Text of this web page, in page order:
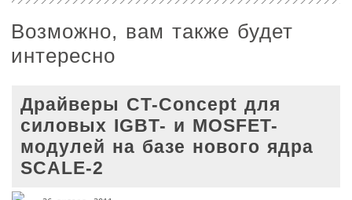
Возможно, вам также будет
интересно
Драйверы CT-Concept для
силовых IGBT- и MOSFET-
модулей на базе нового ядра
SCALE-2